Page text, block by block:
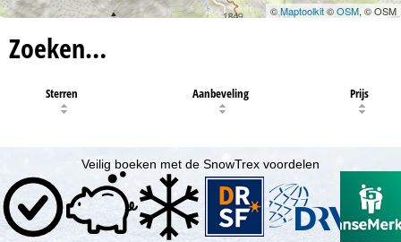
©Maptoolkit©OSM, © OSM
Zoeken…
Sterren Aanbeveling Prijs
Veilig boeken met de SnowTrex voordelen